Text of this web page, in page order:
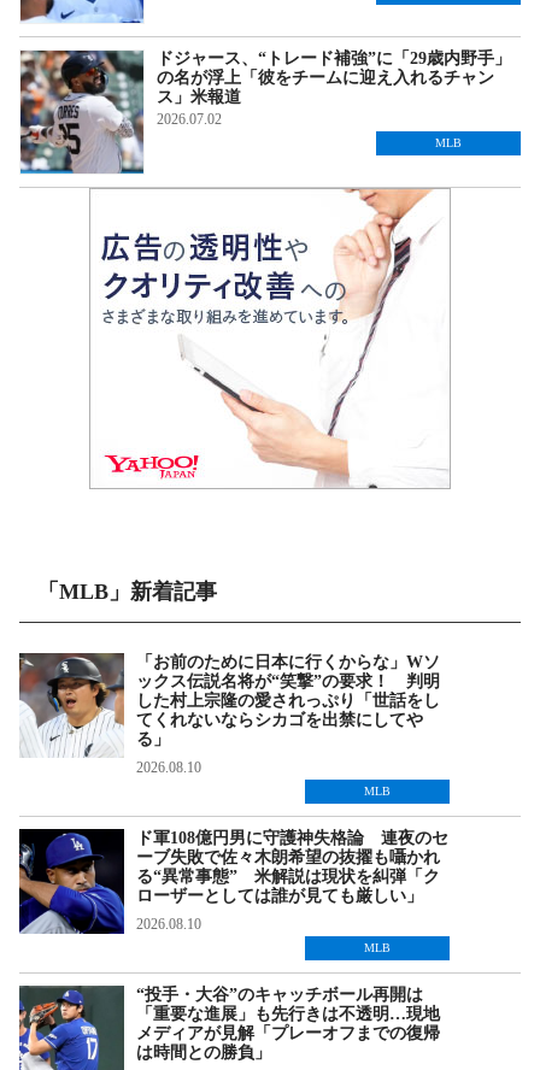
ドジャース、“トレード補強”に「29歳内野手」
の名が浮上「彼をチームに迎え入れるチャン
ス」米報道
2026.07.02
MLB
「MLB」新着記事
「お前のために日本に行くからな」Wソ
ックス伝説名将が“笑撃”の要求！ 判明
した村上宗隆の愛されっぷり「世話をし
てくれないならシカゴを出禁にしてや
る」
2026.08.10
MLB
ド軍108億円男に守護神失格論 連夜のセ
ーブ失敗で佐々木朗希望の抜擢も囁かれ
る“異常事態” 米解説は現状を糾弾「ク
ローザーとしては誰が見ても厳しい」
2026.08.10
MLB
“投手・大谷”のキャッチボール再開は
「重要な進展」も先行きは不透明…現地
メディアが見解「プレーオフまでの復帰
は時間との勝負」